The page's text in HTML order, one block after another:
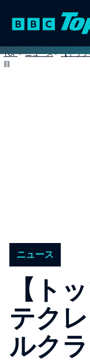
TOP > ニュース > 【トッ
目
ニュース
【ト
テク
ルク